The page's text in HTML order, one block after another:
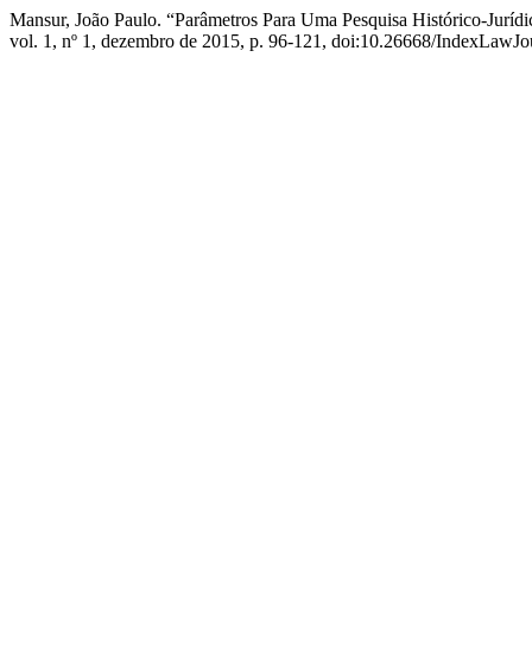
Mansur, João Paulo. “Parâmetros Para Uma Pesquisa Histórico-
vol. 1, nº 1, dezembro de 2015, p. 96-121, doi:10.26668/